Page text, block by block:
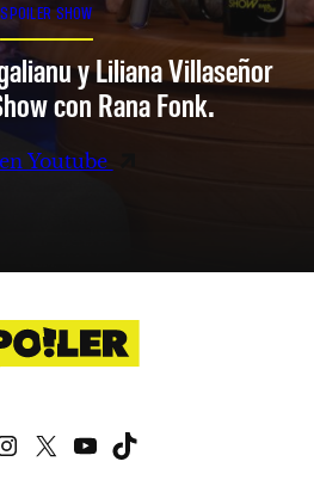
SPOILER SHOW
y Liliana Villaseñor
con Rana Fonk.
Youtube
Instagram
X YouTube